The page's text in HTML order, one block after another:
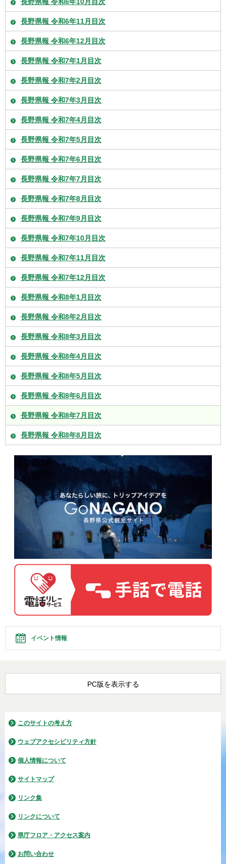
長野県報 令和6年11月目次
長野県報 令和6年12月目次
長野県報 令和7年1月目次
長野県報 令和7年2月目次
長野県報 令和7年3月目次
長野県報 令和7年4月目次
長野県報 令和7年5月目次
長野県報 令和7年6月目次
長野県報 令和7年7月目次
長野県報 令和7年8月目次
長野県報 令和7年9月目次
長野県報 令和7年10月目次
長野県報 令和7年11月目次
長野県報 令和7年12月目次
長野県報 令和8年1月目次
長野県報 令和8年2月目次
長野県報 令和8年3月目次
長野県報 令和8年4月目次
長野県報 令和8年5月目次
長野県報 令和8年6月目次
長野県報 令和8年7月目次
長野県報 令和8年8月目次
イベント情報
PC版を表示する
このサイトの考え方
ウェブアクセシビリティ方針
個人情報について
サイトマップ
リンク集
リンクについて
県庁フロア・アクセス案内
お問い合わせ